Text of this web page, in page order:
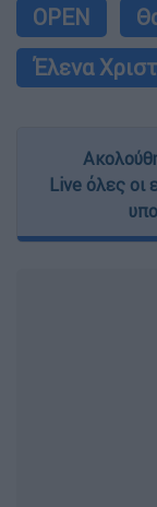
OPEN
Έλενα
Live όλες οι